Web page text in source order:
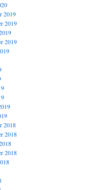
2019
2019
2019
2018
2018
2018